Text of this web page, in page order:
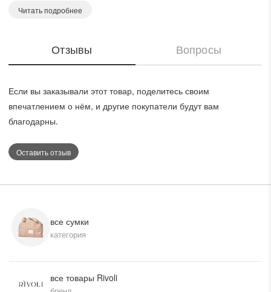
покупок или офиса. Застёжка на молнию обеспечивает
цвет аксессуара легко комбинируется с любым
гардеробом, делая его универсальным выбором для
полиэстер, известный своей устойчивостью к влаге и
износу, что подойдет для использования в любое время
Читать подробнее
Отзывы Вопросы
Если вы заказывали этот товар, поделитесь своим
впечатлением о нём, и другие покупатели будут вам
благодарны.
Оставить отзыв
все сумки
категория
все товары Rivoli